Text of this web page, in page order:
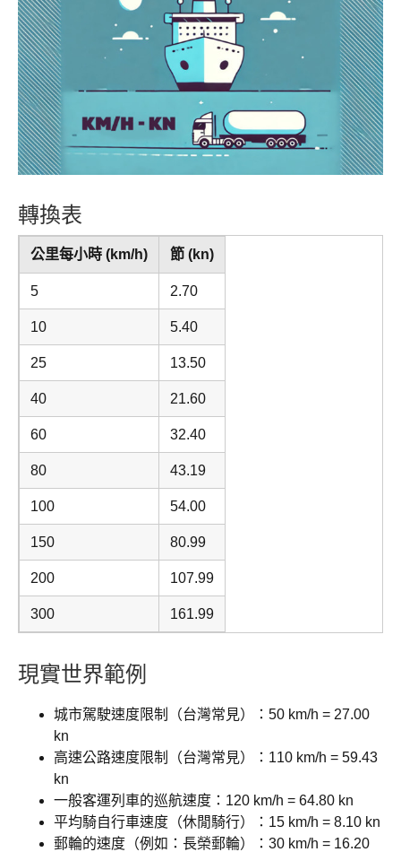
轉換表
公里每小時 (km/h) 節 (kn)
5 2.70
10 5.40
25 13.50
40 21.60
60 32.40
80 43.19
100 54.00
150 80.99
200 107.99
300 161.99
現實世界範例
城市駕駛速度限制（台灣常見）：50 km/h = 27.00
kn
高速公路速度限制（台灣常見）：110 km/h = 59.43
kn
一般客運列車的巡航速度：120 km/h = 64.80 kn
平均騎自行車速度（休閒騎行）：15 km/h = 8.10 kn
郵輪的速度（例如：長榮郵輪）：30 km/h = 16.20